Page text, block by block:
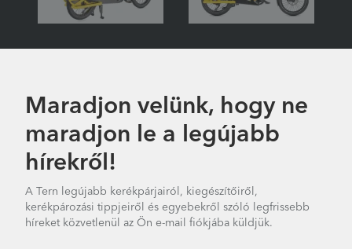
Maradjon velünk, hogy ne
maradjon le a legújabb
hírekről!
A Tern legújabb kerékpárjairól, kiegészítőiről,
kerékpározási tippjeiről és egyebekről szóló legfrissebb
híreket közvetlenül az Ön e-mail fiókjába küldjük.